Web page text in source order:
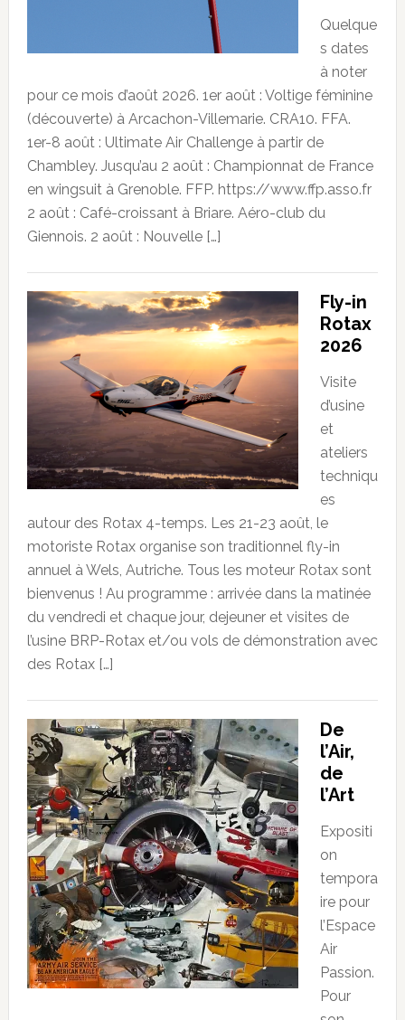
Quelque
s dates
à noter
pour ce mois d’août 2026. 1er août : Voltige féminine
(découverte) à Arcachon-Villemarie. CRA10. FFA.
1er-8 août : Ultimate Air Challenge à partir de
Chambley. Jusqu’au 2 août : Championnat de France
en wingsuit à Grenoble. FFP. https://www.ffp.asso.fr
2 août : Café-croissant à Briare. Aéro-club du
Giennois. 2 août : Nouvelle […]
Fly-in
Rotax
2026
Visite
d’usine
et
ateliers
techniqu
es
autour des Rotax 4-temps. Les 21-23 août, le
motoriste Rotax organise son traditionnel fly-in
annuel à Wels, Autriche. Tous les moteur Rotax sont
bienvenus ! Au programme : arrivée dans la matinée
du vendredi et chaque jour, dejeuner et visites de
l’usine BRP-Rotax et/ou vols de démonstration avec
des Rotax […]
De
l’Air,
de
l’Art
Expositi
on
tempora
ire pour
l’Espace
Air
Passion.
Pour